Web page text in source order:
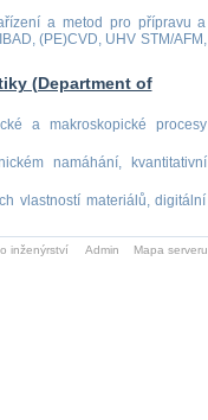
a metod pro přípravu a
(PE)CVD, UHV STM/AFM,
(Department of
a makroskopické procesy
namáhání, kvantitativní
vlastností materiálů, digitální
inženýrství Admin Mapa serveru